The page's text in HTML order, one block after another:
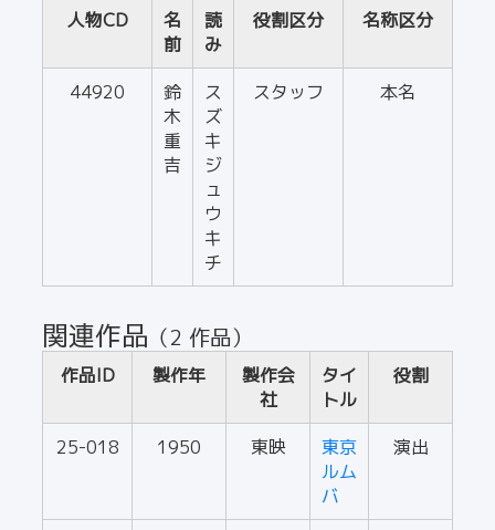
人物CD
名
前
読
み
役割区分 名称区分
44920
鈴
木
重
吉
ス
ズ
キ
ジ
ュ
ウ
キ
チ
スタッフ 本名
関連作品 （2 作品）
作品ID 製作年
製作会
社
タイ
トル
役割
25-018 1950 東映
東京
ルム
バ
演出